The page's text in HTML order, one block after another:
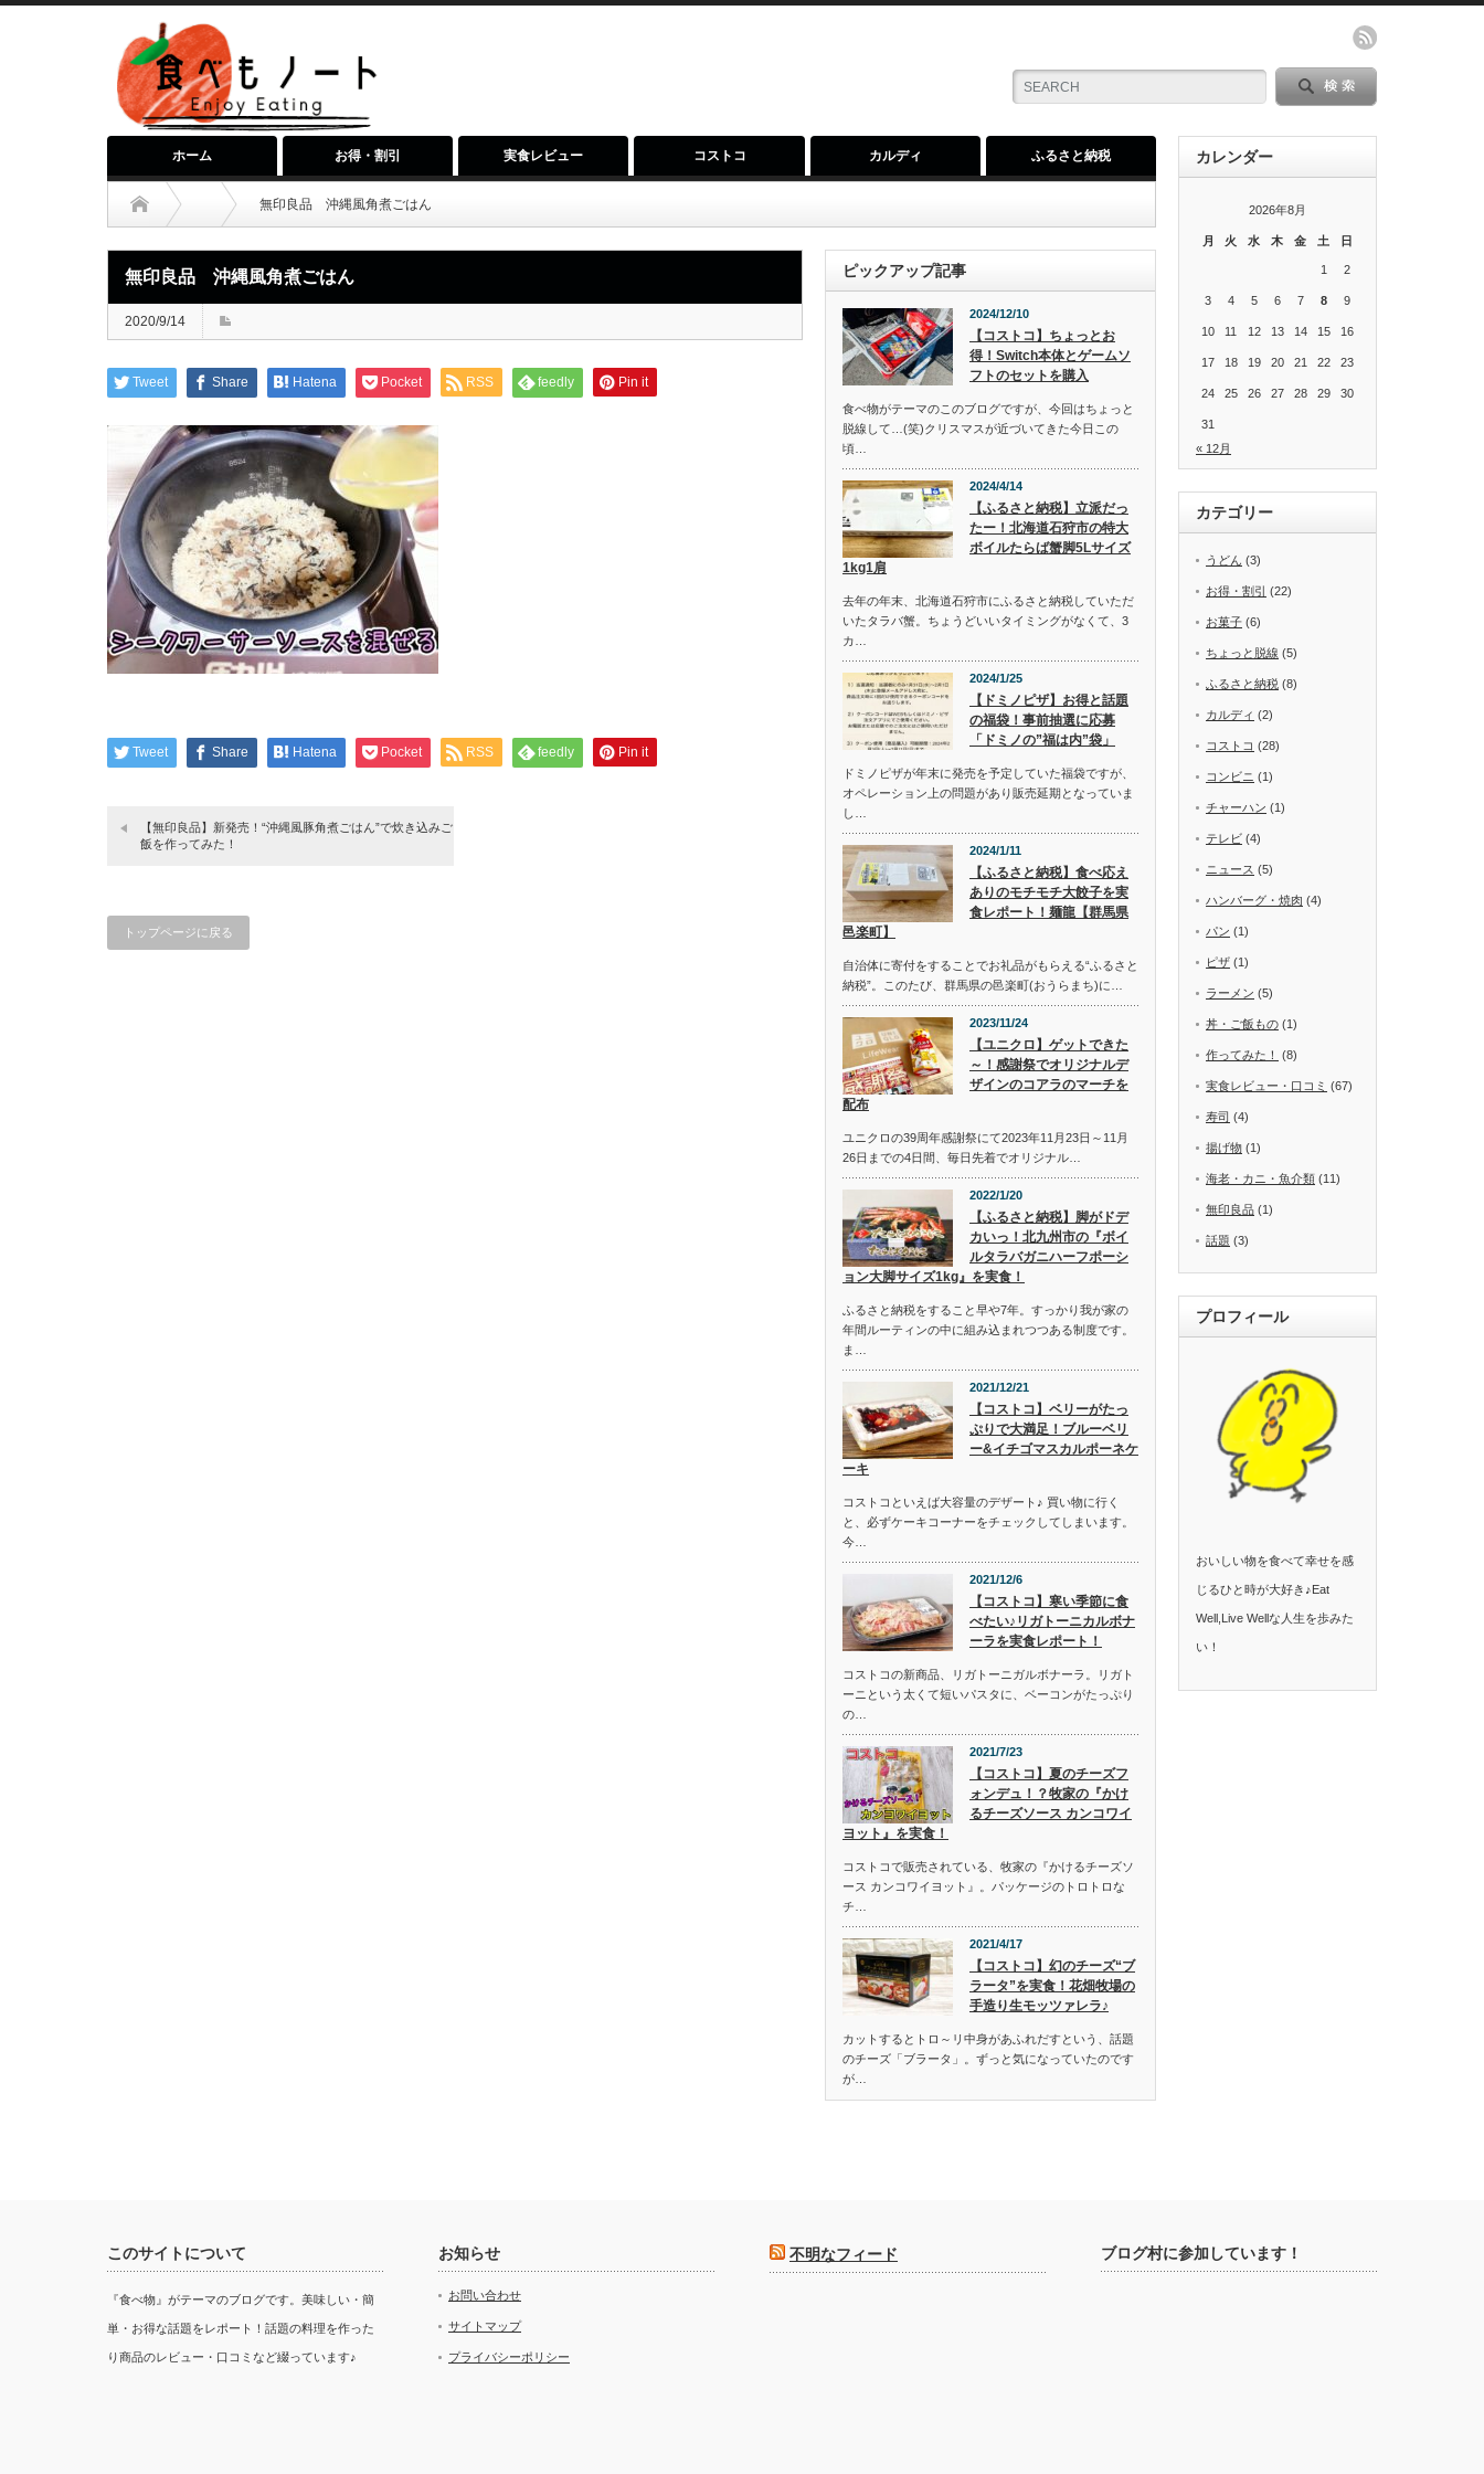
ホーム お得・割引 実食レビュー コストコ カルディ ふるさと納税
無印良品 沖縄風角煮ごはん
無印良品 沖縄風角煮ごはん
2020/9/14
Tweet Share Hatena Pocket RSS feedly Pin it
Tweet Share Hatena Pocket RSS feedly Pin it
【無印良品】新発売！“沖縄風豚角煮ごはん”で炊き込みご
飯を作ってみた！
トップページに戻る
ピックアップ記事
2024/12/10
【コストコ】ちょっとお
得！Switch本体とゲームソ
フトのセットを購入
食べ物がテーマのこのブログですが、今回はちょっと
脱線して…(笑)クリスマスが近づいてきた今日この
頃…
2024/4/14
【ふるさと納税】立派だっ
たー！北海道石狩市の特大
ボイルたらば蟹脚5Lサイズ
1kg1肩
去年の年末、北海道石狩市にふるさと納税していただ
いたタラバ蟹。ちょうどいいタイミングがなくて、3
カ…
2024/1/25
【ドミノピザ】お得と話題
の福袋！事前抽選に応募
「ドミノの”福は内”袋」
ドミノピザが年末に発売を予定していた福袋ですが、
オペレーション上の問題があり販売延期となっていま
し…
2024/1/11
【ふるさと納税】食べ応え
ありのモチモチ大餃子を実
食レポート！麺龍【群馬県
邑楽町】
自治体に寄付をすることでお礼品がもらえる“ふるさと
納税”。このたび、群馬県の邑楽町(おうらまち)に…
2023/11/24
【ユニクロ】ゲットできた
～！感謝祭でオリジナルデ
ザインのコアラのマーチを
配布
ユニクロの39周年感謝祭にて2023年11月23日～11月
26日までの4日間、毎日先着でオリジナル…
2022/1/20
【ふるさと納税】脚がドデ
カいっ！北九州市の『ボイ
ルタラバガニハーフポーシ
ョン大脚サイズ1kg』を実食！
ふるさと納税をすること早や7年。すっかり我が家の
年間ルーティンの中に組み込まれつつある制度です。
ま…
2021/12/21
【コストコ】ベリーがたっ
ぷりで大満足！ブルーベリ
ー&イチゴマスカルポーネケ
ーキ
コストコといえば大容量のデザート♪ 買い物に行く
と、必ずケーキコーナーをチェックしてしまいます。
今…
2021/12/6
【コストコ】寒い季節に食
べたい♪リガトーニカルボナ
ーラを実食レポート！
コストコの新商品、リガトーニガルボナーラ。リガト
ーニという太くて短いパスタに、ベーコンがたっぷり
の…
2021/7/23
【コストコ】夏のチーズフ
ォンデュ！？牧家の『かけ
るチーズソース カンコワイ
ヨット』を実食！
コストコで販売されている、牧家の『かけるチーズソ
ース カンコワイヨット』。パッケージのトロトロな
チ…
2021/4/17
【コストコ】幻のチーズ“ブ
ラータ”を実食！花畑牧場の
手造り生モッツァレラ♪
カットするとトロ～リ中身があふれだすという、話題
のチーズ「ブラータ」。ずっと気になっていたのです
が…
カレンダー
2026年8月
月 火 水 木 金 土 日
1 2
3 4 5 6 7 8 9
10 11 12 13 14 15 16
17 18 19 20 21 22 23
24 25 26 27 28 29 30
31
« 12月
カテゴリー
うどん (3)
お得・割引 (22)
お菓子 (6)
ちょっと脱線 (5)
ふるさと納税 (8)
カルディ (2)
コストコ (28)
コンビニ (1)
チャーハン (1)
テレビ (4)
ニュース (5)
ハンバーグ・焼肉 (4)
パン (1)
ピザ (1)
ラーメン (5)
丼・ご飯もの (1)
作ってみた！ (8)
実食レビュー・口コミ (67)
寿司 (4)
揚げ物 (1)
海老・カニ・魚介類 (11)
無印良品 (1)
話題 (3)
プロフィール
おいしい物を食べて幸せを感
じるひと時が大好き♪Eat
Well,Live Wellな人生を歩みた
い！
このサイトについて
『食べ物』がテーマのブログです。美味しい・簡
単・お得な話題をレポート！話題の料理を作った
り商品のレビュー・口コミなど綴っています♪
お知らせ
お問い合わせ
サイトマップ
プライバシーポリシー
不明なフィード ブログ村に参加しています！